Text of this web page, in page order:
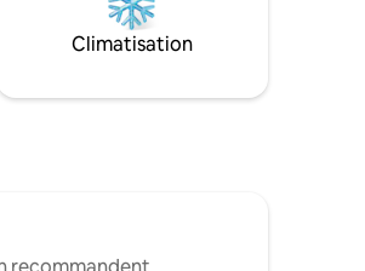
(festival Karl May et concerts)
à pied. Calme, mais
– y compris Place de
Climatisation